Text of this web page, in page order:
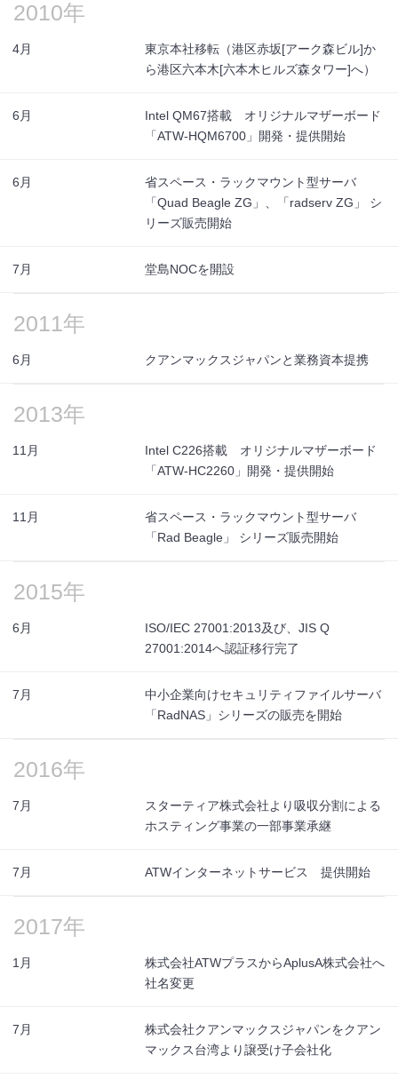
2010年
4月
東京本社移転（港区赤坂[アーク森ビル]か
ら港区六本木[六本木ヒルズ森タワー]へ）
6月
Intel QM67搭載 オリジナルマザーボード
「ATW-HQM6700」開発・提供開始
6月
省スペース・ラックマウント型サーバ
「Quad Beagle ZG」、「radserv ZG」 シ
リーズ販売開始
7月 堂島NOCを開設
2011年
6月 クアンマックスジャパンと業務資本提携
2013年
11月
Intel C226搭載 オリジナルマザーボード
「ATW-HC2260」開発・提供開始
11月
省スペース・ラックマウント型サーバ
「Rad Beagle」 シリーズ販売開始
2015年
6月
ISO/IEC 27001:2013及び、JIS Q
27001:2014へ認証移行完了
7月
中小企業向けセキュリティファイルサーバ
「RadNAS」シリーズの販売を開始
2016年
7月
スターティア株式会社より吸収分割による
ホスティング事業の一部事業承継
7月 ATWインターネットサービス 提供開始
2017年
1月
株式会社ATWプラスからAplusA株式会社へ
社名変更
7月
株式会社クアンマックスジャパンをクアン
マックス台湾より譲受け子会社化